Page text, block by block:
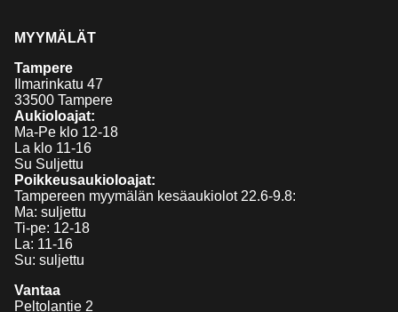
MYYMÄLÄT
Tampere
Ilmarinkatu 47
33500 Tampere
Aukioloajat:
Ma-Pe klo 12-18
La klo 11-16
Su Suljettu
Poikkeusaukioloajat:
Tampereen myymälän kesäaukiolot 22.6-9.8:
Ma: suljettu
Ti-pe: 12-18
La: 11-16
Su: suljettu
Vantaa
Peltolantie 2